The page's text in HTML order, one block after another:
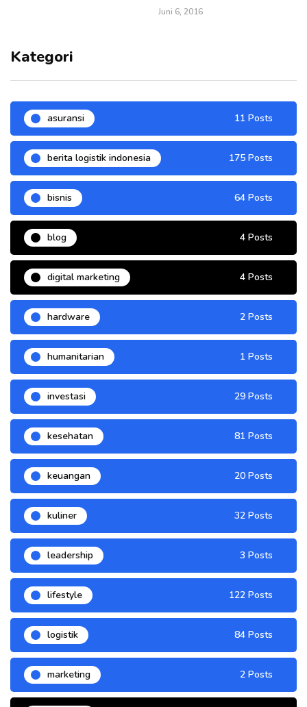
Juni 6, 2016
Kategori
asuransi 11 Posts
berita logistik indonesia 175 Posts
bisnis 64 Posts
blog 4 Posts
digital marketing 4 Posts
hardware 2 Posts
humanitarian 1 Posts
investasi 29 Posts
kesehatan 81 Posts
keuangan 20 Posts
kuliner 32 Posts
leadership 3 Posts
lifestyle 122 Posts
logistik 84 Posts
marketing 2 Posts